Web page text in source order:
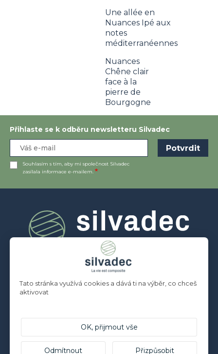
Une allée en
Nuances Ipé aux
notes
méditerranéennes
Nuances
Chêne clair
face à la
pierre de
Bourgogne
Přihlaste se k odběru newsletteru Silvadec
Souhlasím s tím, aby mi společnost Silvadec
zasílala informace e-mailem.
TERASA
PROFESIONÁLOVÉ
Tato stránka využívá cookies a dává ti na výběr, co chceš
aktivovat
OK, přijmout vše
Odmítnout
Přizpůsobit